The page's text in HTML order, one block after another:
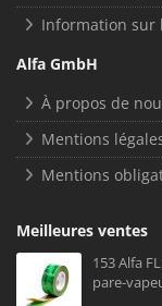
Information sur
Alfa GmbH
À propos de
Mentions
Mentions
Meilleures ventes
153 Alfa
pare-